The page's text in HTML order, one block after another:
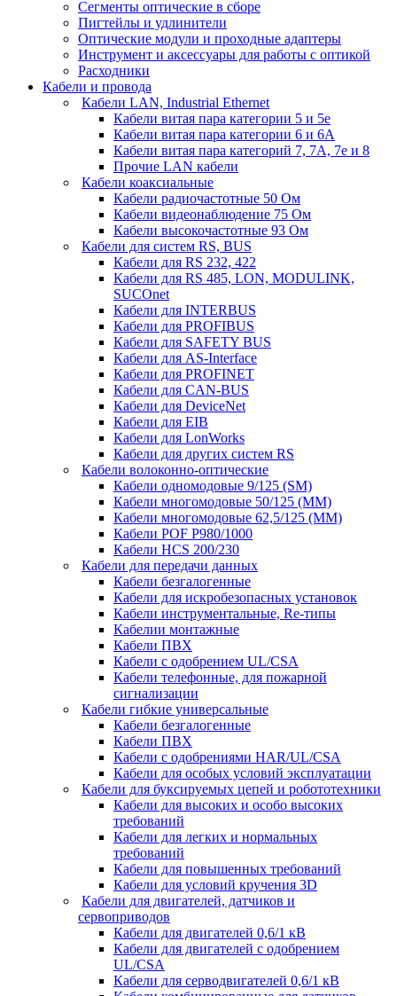
Сегменты оптические в сборе
Пигтейлы и удлинители
Оптические модули и проходные адаптеры
Инструмент и аксессуары для работы с оптикой
Расходники
Кабели и провода
Кабели LAN, Industrial Ethernet
Кабели витая пара категории 5 и 5е
Кабели витая пара категории 6 и 6A
Кабели витая пара категорий 7, 7А, 7е и 8
Прочие LAN кабели
Кабели коаксиальные
Кабели радиочастотные 50 Ом
Кабели видеонаблюдение 75 Ом
Кабели высокочастотные 93 Ом
Кабели для систем RS, BUS
Кабели для RS 232, 422
Кабели для RS 485, LON, MODULINK,
SUCOnet
Кабели для INTERBUS
Кабели для PROFIBUS
Кабели для SAFETY BUS
Кабели для AS-Interface
Кабели для PROFINET
Кабели для CAN-BUS
Кабели для DeviceNet
Кабели для EIB
Кабели для LonWorks
Кабели для других систем RS
Кабели волоконно-оптические
Кабели одномодовые 9/125 (SM)
Кабели многомодовые 50/125 (ММ)
Кабели многомодовые 62,5/125 (ММ)
Кабели POF P980/1000
Кабели HCS 200/230
Кабели для передачи данных
Кабели безгалогенные
Кабели для искробезопасных установок
Кабели инструментальные, Re-типы
Кабелии монтажные
Кабели ПВХ
Кабели с одобрением UL/CSA
Кабели телефонные, для пожарной
сигнализации
Кабели гибкие универсальные
Кабели безгалогенные
Кабели ПВХ
Кабели с одобрениями HAR/UL/CSA
Кабели для особых условий эксплуатации
Кабели для буксируемых цепей и робототехники
Кабели для высоких и особо высоких
требований
Кабели для легких и нормальных
требований
Кабели для повышенных требований
Кабели для условий кручения 3D
Кабели для двигателей, датчиков и
сервоприводов
Кабели для двигателей 0,6/1 кВ
Кабели для двигателей с одобрением
UL/CSA
Кабели для серводвигателей 0,6/1 кВ